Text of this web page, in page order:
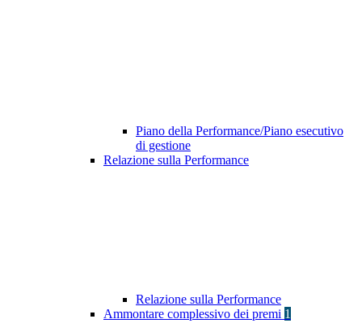
Piano della Performance/Piano esecutivo
di gestione
Relazione sulla Performance
Relazione sulla Performance
Ammontare complessivo dei premi 1